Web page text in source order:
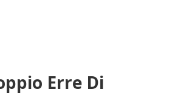
Erre Di